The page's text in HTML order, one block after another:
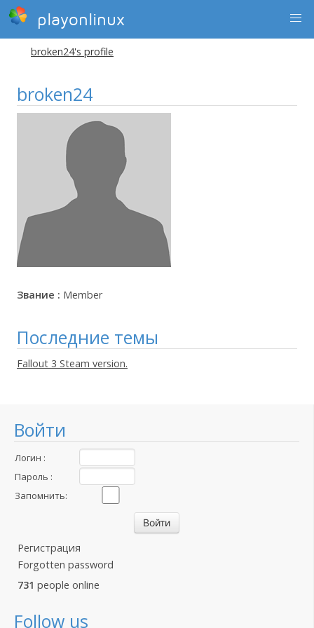
playonlinux
Войти
Логин :
Пароль :
Запомнить:
Регистрация
Forgotten password
731 people online
Follow us
broken24's profile
broken24
Звание : Member
Последние темы
Fallout 3 Steam version.